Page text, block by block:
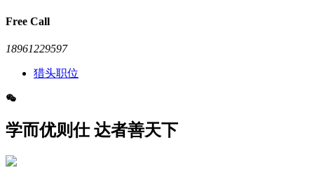
Free Call
18961229597
猎头职位
学而优则仕 达者善天下